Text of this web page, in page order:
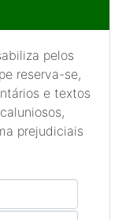
pelos
reserva-se,
e textos
prejudiciais